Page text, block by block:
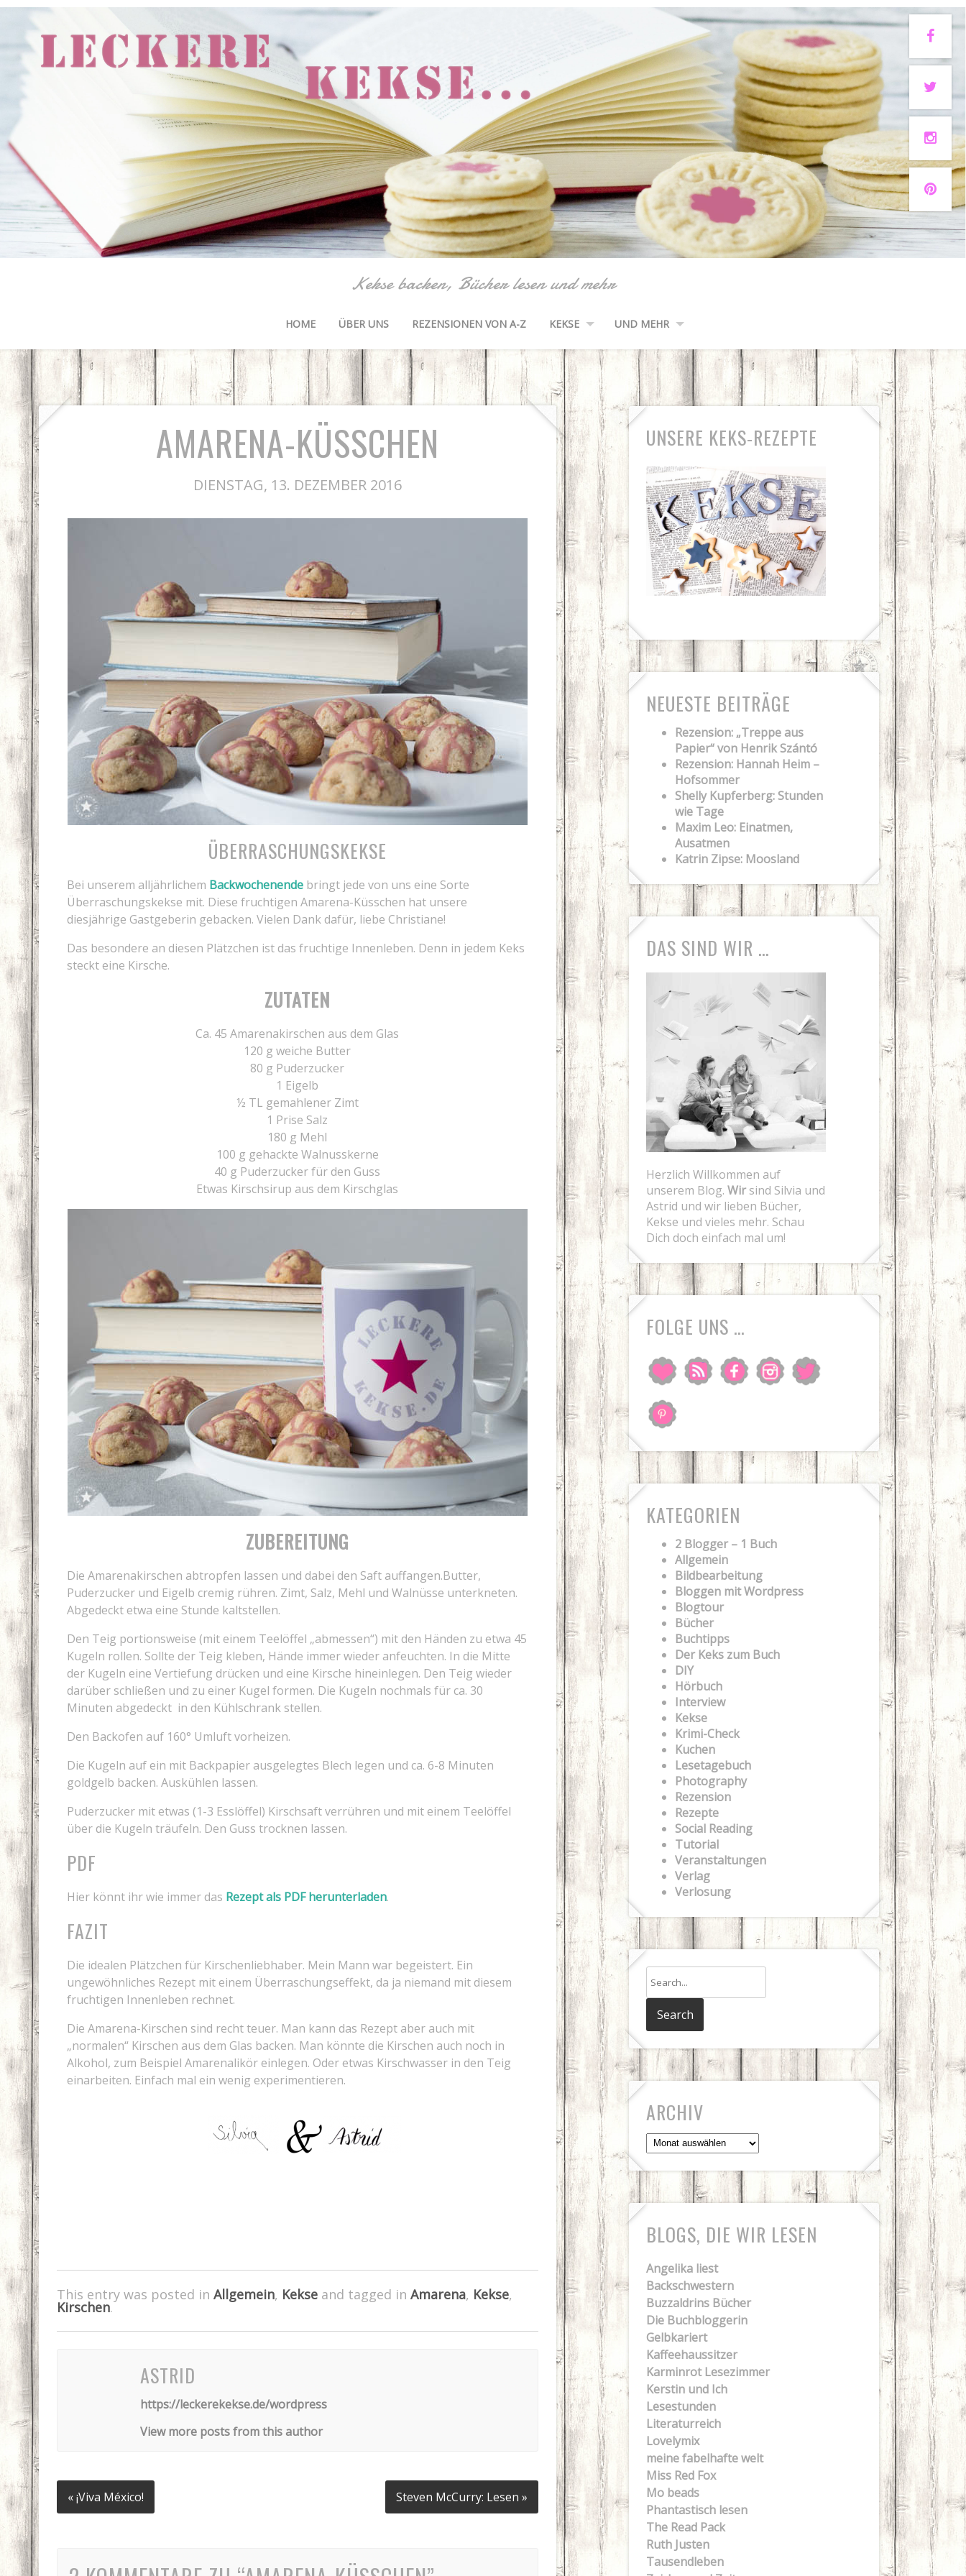
Kekse backen, Bücher lesen und mehr
HOME ÜBER UNS REZENSIONEN VON A-Z KEKSE UND MEHR
AMARENA-KÜSSCHEN
DIENSTAG, 13. DEZEMBER 2016
ÜBERRASCHUNGSKEKSE
Bei unserem alljährlichem Backwochenende bringt jede von uns eine Sorte
Überraschungskekse mit. Diese fruchtigen Amarena-Küsschen hat unsere
diesjährige Gastgeberin gebacken. Vielen Dank dafür, liebe Christiane!
Das besondere an diesen Plätzchen ist das fruchtige Innenleben. Denn in jedem Keks
steckt eine Kirsche.
ZUTATEN
Ca. 45 Amarenakirschen aus dem Glas
120 g weiche Butter
80 g Puderzucker
1 Eigelb
½ TL gemahlener Zimt
1 Prise Salz
180 g Mehl
100 g gehackte Walnusskerne
40 g Puderzucker für den Guss
Etwas Kirschsirup aus dem Kirschglas
ZUBEREITUNG
Die Amarenakirschen abtropfen lassen und dabei den Saft auffangen.Butter,
Puderzucker und Eigelb cremig rühren. Zimt, Salz, Mehl und Walnüsse unterkneten.
Abgedeckt etwa eine Stunde kaltstellen.
Den Teig portionsweise (mit einem Teelöffel „abmessen“) mit den Händen zu etwa 45
Kugeln rollen. Sollte der Teig kleben, Hände immer wieder anfeuchten. In die Mitte
der Kugeln eine Vertiefung drücken und eine Kirsche hineinlegen. Den Teig wieder
darüber schließen und zu einer Kugel formen. Die Kugeln nochmals für ca. 30
Minuten abgedeckt in den Kühlschrank stellen.
Den Backofen auf 160° Umluft vorheizen.
Die Kugeln auf ein mit Backpapier ausgelegtes Blech legen und ca. 6-8 Minuten
goldgelb backen. Auskühlen lassen.
Puderzucker mit etwas (1-3 Esslöffel) Kirschsaft verrühren und mit einem Teelöffel
über die Kugeln träufeln. Den Guss trocknen lassen.
PDF
Hier könnt ihr wie immer das Rezept als PDF herunterladen.
FAZIT
Die idealen Plätzchen für Kirschenliebhaber. Mein Mann war begeistert. Ein
ungewöhnliches Rezept mit einem Überraschungseffekt, da ja niemand mit diesem
fruchtigen Innenleben rechnet.
Die Amarena-Kirschen sind recht teuer. Man kann das Rezept aber auch mit
„normalen“ Kirschen aus dem Glas backen. Man könnte die Kirschen auch noch in
Alkohol, zum Beispiel Amarenalikör einlegen. Oder etwas Kirschwasser in den Teig
einarbeiten. Einfach mal ein wenig experimentieren.
This entry was posted in Allgemein, Kekseand tagged in Amarena, Kekse,
Kirschen.
ASTRID
https://leckerekekse.de/wordpress
View more posts from this author
« ¡Viva México! Steven McCurry: Lesen »
UNSERE KEKS-REZEPTE
NEUESTE BEITRÄGE
Rezension: „Treppe aus
Papier“ von Henrik Szántó
Rezension: Hannah Heim –
Hofsommer
Shelly Kupferberg: Stunden
wie Tage
Maxim Leo: Einatmen,
Ausatmen
Katrin Zipse: Moosland
DAS SIND WIR …
Herzlich Willkommen auf
unserem Blog.Wir sind Silvia und
Astrid und wir lieben Bücher,
Kekse und vieles mehr. Schau
Dich doch einfach mal um!
FOLGE UNS …
KATEGORIEN
2 Blogger – 1 Buch
Allgemein
Bildbearbeitung
Bloggen mit Wordpress
Blogtour
Bücher
Buchtipps
Der Keks zum Buch
DIY
Hörbuch
Interview
Kekse
Krimi-Check
Kuchen
Lesetagebuch
Photography
Rezension
Rezepte
Social Reading
Tutorial
Veranstaltungen
Verlag
Verlosung
ARCHIV
Archiv
BLOGS, DIE WIR LESEN
Angelika liest
Backschwestern
Buzzaldrins Bücher
Die Buchbloggerin
Gelbkariert
Kaffeehaussitzer
Karminrot Lesezimmer
Kerstin und Ich
Lesestunden
Literaturreich
Lovelymix
meine fabelhafte welt
Miss Red Fox
Mo beads
Phantastisch lesen
The Read Pack
Ruth Justen
Tausendleben